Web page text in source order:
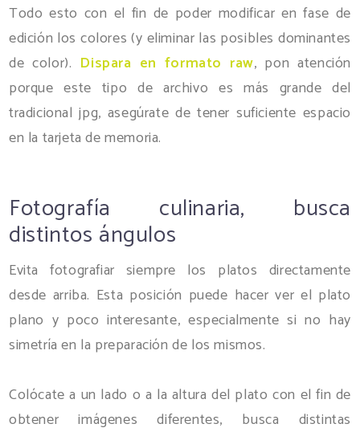
Todo esto con el fin de poder modificar en fase de
edición los colores (y eliminar las posibles dominantes
de color). Dispara en formato raw, pon atención
porque este tipo de archivo es más grande del
tradicional jpg, asegúrate de tener suficiente espacio
en la tarjeta de memoria.
Fotografía culinaria, busca
distintos ángulos
Evita fotografiar siempre los platos directamente
desde arriba. Esta posición puede hacer ver el plato
plano y poco interesante, especialmente si no hay
simetría en la preparación de los mismos.
Colócate a un lado o a la altura del plato con el fin de
obtener imágenes diferentes, busca distintas